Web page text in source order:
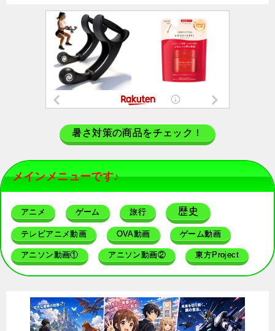
暑さ対策の商品をチェック！
メインメニューです♪
アニメ ゲーム 旅行 歴史
テレビアニメ動画 OVA動画 ゲーム動画
アニソン動画① アニソン動画② 東方Project